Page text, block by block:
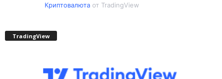
Криптовалютаот TradingView
TradingView